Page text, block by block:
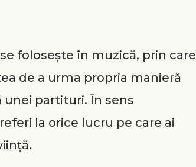
folosește în muzică, prin care
de a urma propria manieră
unei partituri. În sens
la orice lucru pe care ai